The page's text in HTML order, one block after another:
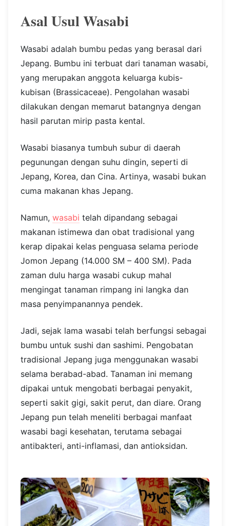
Asal Usul Wasabi
Wasabi adalah bumbu pedas yang berasal dari
Jepang. Bumbu ini terbuat dari tanaman wasabi,
yang merupakan anggota keluarga kubis-
kubisan (Brassicaceae). Pengolahan wasabi
dilakukan dengan memarut batangnya dengan
hasil parutan mirip pasta kental.
Wasabi biasanya tumbuh subur di daerah
pegunungan dengan suhu dingin, seperti di
Jepang, Korea, dan Cina. Artinya, wasabi bukan
cuma makanan khas Jepang.
Namun, wasabi telah dipandang sebagai
makanan istimewa dan obat tradisional yang
kerap dipakai kelas penguasa selama periode
Jomon Jepang (14.000 SM – 400 SM). Pada
zaman dulu harga wasabi cukup mahal
mengingat tanaman rimpang ini langka dan
masa penyimpanannya pendek.
Jadi, sejak lama wasabi telah berfungsi sebagai
bumbu untuk sushi dan sashimi. Pengobatan
tradisional Jepang juga menggunakan wasabi
selama berabad-abad. Tanaman ini memang
dipakai untuk mengobati berbagai penyakit,
seperti sakit gigi, sakit perut, dan diare. Orang
Jepang pun telah meneliti berbagai manfaat
wasabi bagi kesehatan, terutama sebagai
antibakteri, anti-inflamasi, dan antioksidan.